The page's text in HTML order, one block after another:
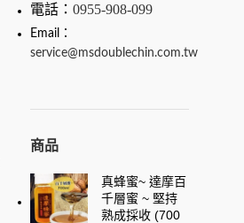
電話：0955-908-099
Email：
service@msdoublechin.com.tw
商品
真蜂蜜~ 達摩百
千層蜜 ~ 堅持
熟成採收 (700